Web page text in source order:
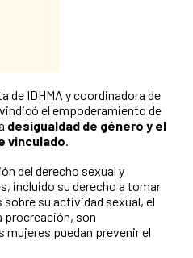
de IDHMA y coordinadora de
el empoderamiento de
desigualdad de género y el
vinculado.
del derecho sexual y
incluido su derecho a tomar
su actividad sexual, el
procreación, son
mujeres puedan prevenir el